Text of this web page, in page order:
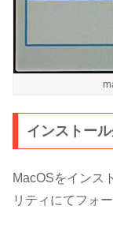
インストー
MacOSをインス
リティにてフォー